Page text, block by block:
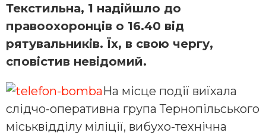
Текстильна, 1 надійшло до
правоохоронців о 16.40 від
рятувальників. Їх, в свою чергу,
сповістив невідомий.
На місце події виїхала
слідчо-оперативна група Тернопільського
міськвідділу міліції, вибухо-технічна